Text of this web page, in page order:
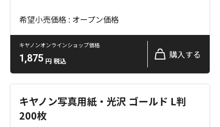
希望小売価格 : オープン価格
キヤノンオンラインショップ価格
1,875 円 税込
購入する
キヤノン写真用紙・光沢 ゴールド L判
200枚